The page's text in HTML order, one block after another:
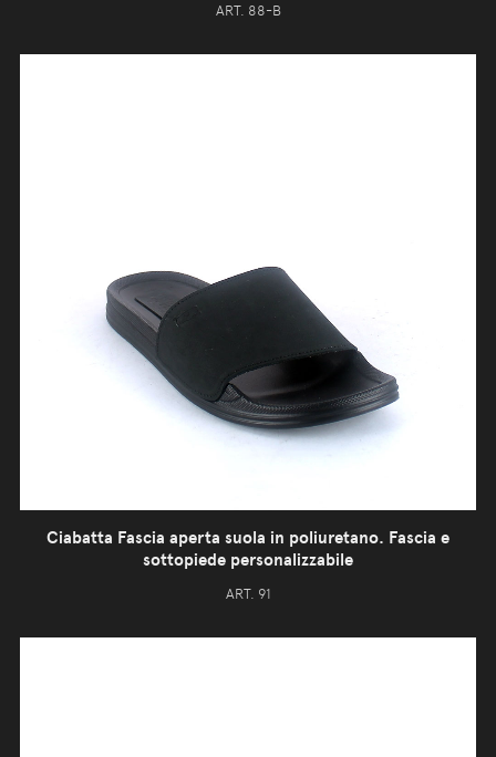
ART. 88-B
Ciabatta Fascia aperta suola in poliuretano. Fascia e
sottopiede personalizzabile
ART. 91